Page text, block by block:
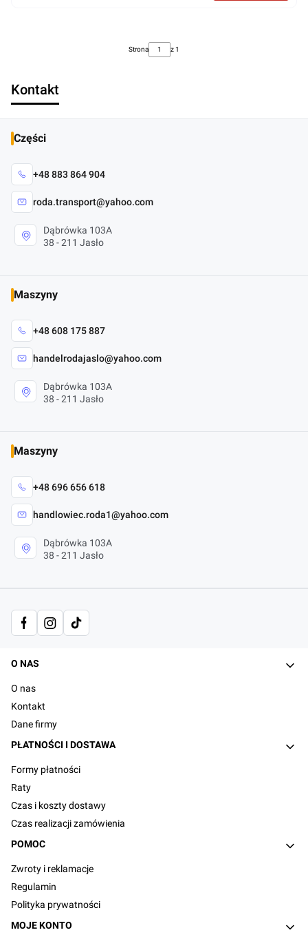
Strona z 1
Kontakt
Części
+48 883 864 904
roda.transport@yahoo.com
Dąbrówka 103A
38 - 211 Jasło
Maszyny
+48 608 175 887
handelrodajaslo@yahoo.com
Dąbrówka 103A
38 - 211 Jasło
Maszyny
+48 696 656 618
handlowiec.roda1@yahoo.com
Dąbrówka 103A
38 - 211 Jasło
Linki w stopce
O NAS
O nas
Kontakt
Dane firmy
PŁATNOŚCI I DOSTAWA
Formy płatności
Raty
Czas i koszty dostawy
Czas realizacji zamówienia
POMOC
Zwroty i reklamacje
Regulamin
Polityka prywatności
MOJE KONTO